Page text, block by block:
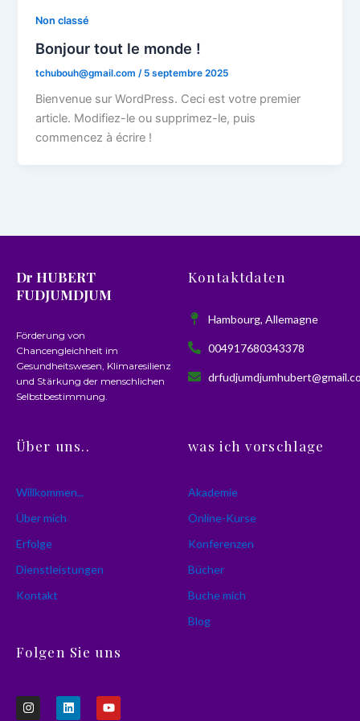
Non classé
Bonjour tout le monde !
tchubouh@gmail.com / 5 septembre 2025
Bienvenue sur WordPress. Ceci est votre premier
article. Modifiez-le ou supprimez-le, puis
commencez à écrire !
Dr HUBERT
FUDJUMDJUM
Förderung von
Chancengleichheit im
Gesundheitswesen, Klimaresilienz
und Stärkung der menschlichen
Selbstbestimmung.
Kontaktdaten
Hambourg, Allemagne
004917680343378
Über uns..
Willkommen...
Über mich
Erfolge
Dienstleistungen
Kontakt
was ich vorschlage
Akademie
Online-Kurse
Konferenzen
Bücher
Buche mich
Blog
Folgen Sie uns
I
n
L
i
Y
o